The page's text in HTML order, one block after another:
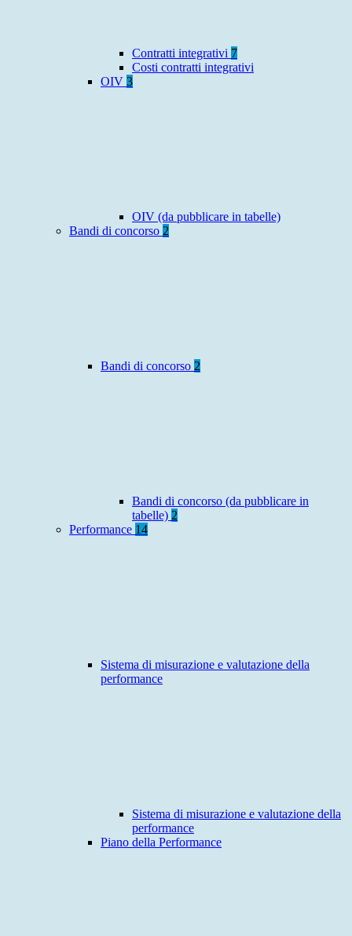
Contratti integrativi 7
Costi contratti integrativi
OIV 3
OIV (da pubblicare in tabelle)
Bandi di concorso 2
Bandi di concorso 2
Bandi di concorso (da pubblicare in
tabelle) 2
Performance 14
Sistema di misurazione e valutazione della
performance
Sistema di misurazione e valutazione della
performance
Piano della Performance